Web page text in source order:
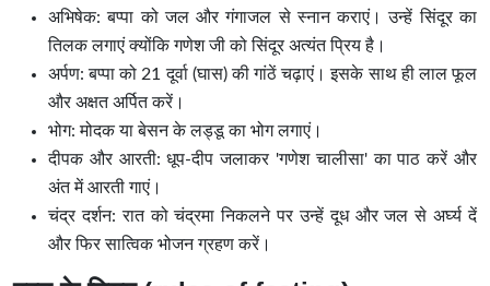
अभिषेक: बप्पा को जल और गंगाजल से स्नान कराएं। उन्हें सिंदूर का
तिलक लगाएं क्योंकि गणेश जी को सिंदूर अत्यंत प्रिय है।
अर्पण: बप्पा को 21 दूर्वा (घास) की गांठें चढ़ाएं। इसके साथ ही लाल फूल
और अक्षत अर्पित करें।
भोग: मोदक या बेसन के लड्डू का भोग लगाएं।
दीपक और आरती: धूप-दीप जलाकर 'गणेश चालीसा' का पाठ करें और
अंत में आरती गाएं।
चंद्र दर्शन: रात को चंद्रमा निकलने पर उन्हें दूध और जल से अर्घ्य दें
और फिर सात्विक भोजन ग्रहण करें।